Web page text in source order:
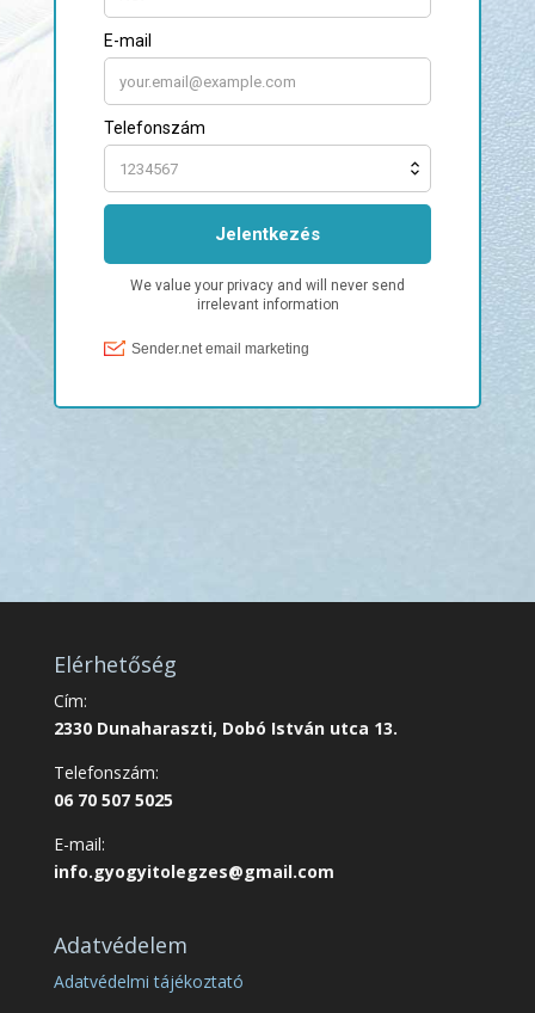
Elérhetőség
Cím:
2330 Dunaharaszti, Dobó István utca 13.
Telefonszám:
06 70 507 5025
E-mail:
info.gyogyitolegzes@gmail.com
Adatvédelem
Adatvédelmi tájékoztató